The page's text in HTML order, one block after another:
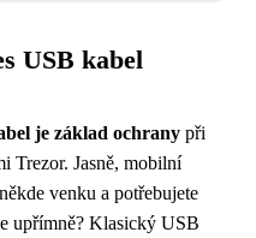
USB kabel
je základ ochrany při
Trezor. Jasně, mobilní
venku a potřebujete
upřímně? Klasický USB